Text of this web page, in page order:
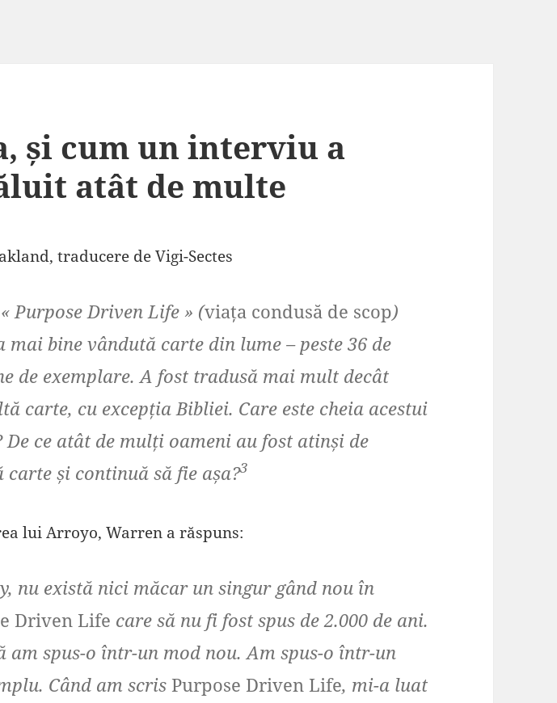
și cum un interviu a
atât de multe
traducere de Vigi-Sectes
Purpose Driven Life » (viața condusă de scop)
mai bine vândută carte din lume – peste 36 de
de exemplare. A fost tradusă mai mult decât
carte, cu excepția Bibliei. Care este cheia acestui
De ce atât de mulți oameni au fost atinși de
carte și continuă să fie așa?3
lui Arroyo, Warren a răspuns:
nu există nici măcar un singur gând nou în
Driven Life care să nu fi fost spus de 2.000 de ani.
am spus-o într-un mod nou. Am spus-o într-un
Când am scris Purpose Driven Life, mi-a luat